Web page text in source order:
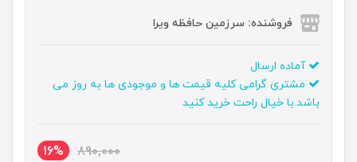
فروشنده: سرزمین حافظه ویرا
آماده ارسال
مشتری گرامی کلیه قیمت ها و موجودی ها به روز می
باشد.با خیال راحت خرید کنید
890,000
16%